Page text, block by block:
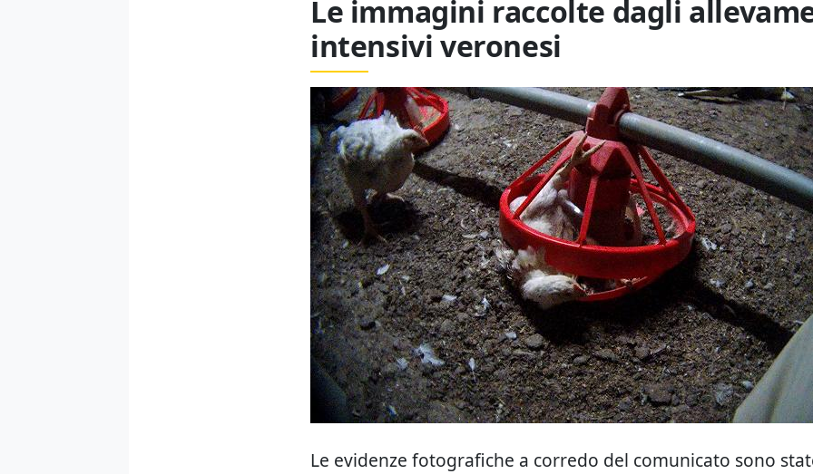
Le immagini raccolte dagli
intensivi veronesi
Le evidenze fotografiche a corredo del comunicato sono